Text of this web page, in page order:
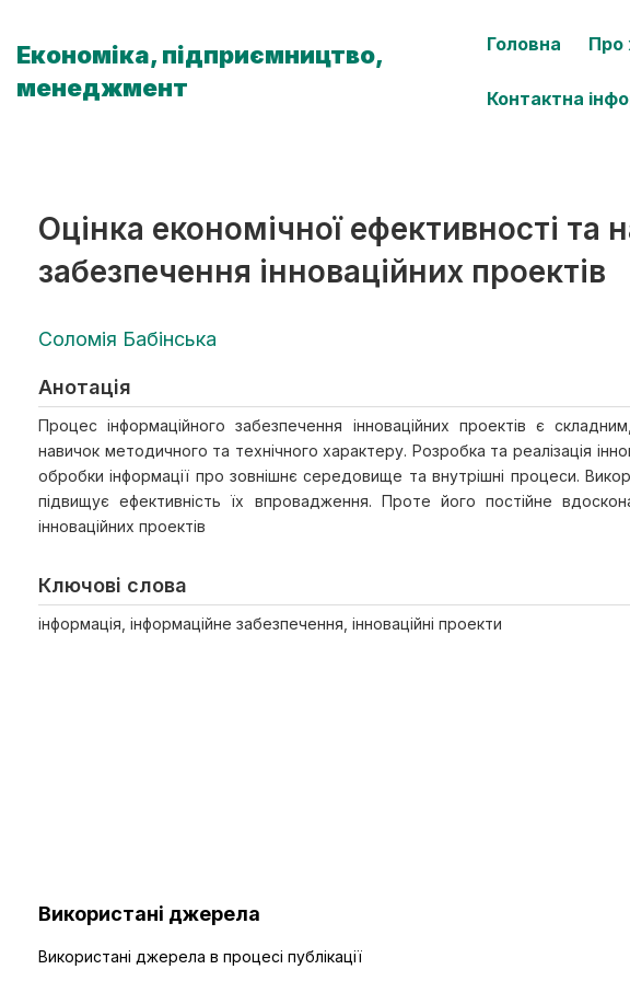
Економіка, підприємництво,
менеджмент
Головна Про
Контактна
Оцінка економічної ефективності
забезпечення інноваційних проектів
Соломія Бабінська
Анотація
Процес інформаційного забезпечення інноваційних проектів є
навичок методичного та технічного характеру. Розробка та реалізація
обробки інформації про зовнішнє середовище та внутрішні процеси.
підвищує ефективність їх впровадження. Проте його постійне
інноваційних проектів
Ключові слова
інформація, інформаційне забезпечення, інноваційні проекти
Використані джерела
Використані джерела в процесі публікації